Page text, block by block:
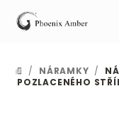
obsah
DOMŮ
/ NÁRAMKY /
POZLACENÉHO